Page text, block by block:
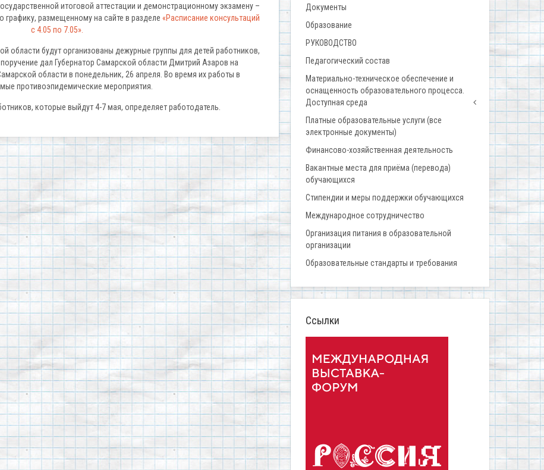
итоговой аттестации и демонстрационному экзамену –
графику, размещенному на сайте в разделе «Расписание консультаций
с 4.05 по 7.05».
будут организованы дежурные группы для детей работников,
дал Губернатор Самарской области Дмитрий Азаров на
области в понедельник, 26 апреля. Во время их работы в
противоэпидемические мероприятия.
которые выйдут 4-7 мая, определяет работодатель.
Документы
Образование
РУКОВОДСТВО
Педагогический состав
Материально-техническое обеспечение и
оснащенность образовательного процесса.
Доступная среда
Платные образовательные услуги (все
электронные документы)
Финансово-хозяйственная деятельность
Вакантные места для приёма (перевода)
обучающихся
Стипендии и меры поддержки обучающихся
Международное сотрудничество
Организация питания в образовательной
организации
Образовательные стандарты и требования
Ссылки